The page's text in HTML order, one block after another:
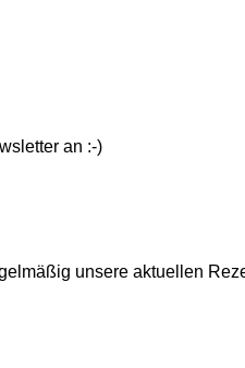
an :-)
unsere aktuellen